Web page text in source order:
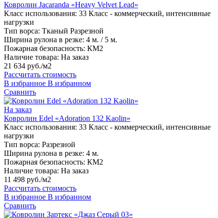
Ковролин Jacaranda «Heavy Velvet Lead»
Класс использования: 33 Класс - коммерческий, интенсивные
нагрузки
Тип ворса: Тканый Разрезной
Ширина рулона в резке: 4 м. / 5 м.
Пожарная безопасность: КМ2
Наличие товара: На заказ
21 634 руб./м2
Рассчитать стоимость
В избранное В избранном
Сравнить
На заказ
Ковролин Edel «Adoration 132 Kaolin»
Класс использования: 33 Класс - коммерческий, интенсивные
нагрузки
Тип ворса: Разрезной
Ширина рулона в резке: 4 м.
Пожарная безопасность: КМ2
Наличие товара: На заказ
11 498 руб./м2
Рассчитать стоимость
В избранное В избранном
Сравнить